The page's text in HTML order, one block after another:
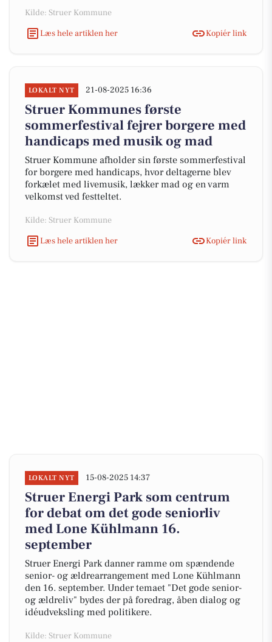
Kilde: Struer Kommune
Læs hele artiklen her
Kopiér link
LOKALT NYT 21-08-2025 16:36
Struer Kommunes første
sommerfestival fejrer borgere med
handicaps med musik og mad
Struer Kommune afholder sin første sommerfestival
for borgere med handicaps, hvor deltagerne blev
forkælet med livemusik, lækker mad og en varm
velkomst ved festteltet.
Kilde: Struer Kommune
Læs hele artiklen her
Kopiér link
LOKALT NYT 15-08-2025 14:37
Struer Energi Park som centrum
for debat om det gode seniorliv
med Lone Kühlmann 16.
september
Struer Energi Park danner ramme om spændende
senior- og ældrearrangement med Lone Kühlmann
den 16. september. Under temaet "Det gode senior-
og ældreliv" bydes der på foredrag, åben dialog og
idéudveksling med politikere.
Kilde: Struer Kommune